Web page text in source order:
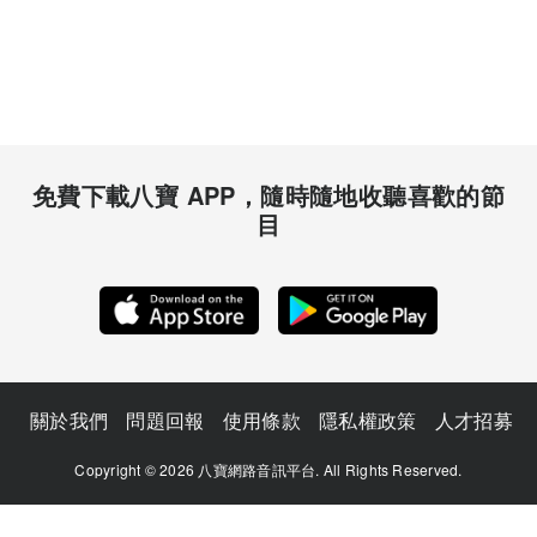
免費下載八寶 APP，隨時隨地收聽喜歡的節
目
關於我們 問題回報 使用條款 隱私權政策 人才招募
Copyright © 2026 八寶網路音訊平台. All Rights Reserved.